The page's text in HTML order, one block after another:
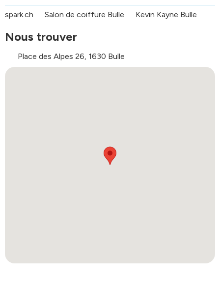
spark.ch Salon de coiffure Bulle Kevin Kayne Bulle
Nous trouver
Place des Alpes 26, 1630 Bulle